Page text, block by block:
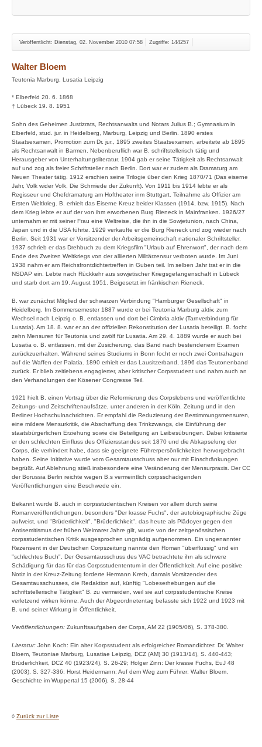
Veröffentlicht: Dienstag, 02. November 2010 07:58 Zugriffe: 144257
Walter Bloem
Teutonia Marburg, Lusatia Leipzig
* Elberfeld 20. 6. 1868
† Lübeck 19. 8. 1951
Sohn des Geheimen Justizrats, Rechtsanwalts und Notars Julius B.; Gymnasium in
Elberfeld, stud. jur. in Heidelberg, Marburg, Leipzig und Berlin. 1890 erstes
Staatsexamen, Promotion zum Dr. jur., 1895 zweites Staatsexamen, arbeitete ab 1895
als Rechtsanwalt in Barmen. Nebenberuflich war B. schriftstellerisch tätig und
Herausgeber von Unterhaltungsliteratur. 1904 gab er seine Tätigkeit als Rechtsanwalt
auf und zog als freier Schriftsteller nach Berlin. Dort war er zudem als Dramaturg am
Neuen Theater tätig. 1912 erschien seine Trilogie über den Krieg 1870/71 (Das eiserne
Jahr, Volk wider Volk, Die Schmiede der Zukunft). Von 1911 bis 1914 lebte er als
Regisseur und Chefdramaturg am Hoftheater inm Stuttgart. Teilnahme als Offizier am
Ersten Weltkrieg. B. erhielt das Eiserne Kreuz beider Klassen (1914, bzw. 1915). Nach
dem Krieg lebte er auf der von ihm erworbenen Burg Rieneck in Mainfranken. 1926/27
unternahm er mit seiner Frau eine Weltreise, die ihn in die Sowjetunion, nach China,
Japan und in die USA führte. 1929 verkaufte er die Burg Rieneck und zog wieder nach
Berlin. Seit 1931 war er Vorsitzender der Arbeitsgemeinschaft nationaler Schriftsteller.
1937 schrieb er das Drehbuch zu dem Kriegsfilm "Urlaub auf Ehrenwort", der nach dem
Ende des Zweiten Weltkriegs von der alliierten Militärzensur verboten wurde. Im Juni
1938 nahm er am Reichsfrontdichtertreffen in Guben teil. Im selben Jahr trat er in die
NSDAP ein. Lebte nach Rückkehr aus sowjetischer Kriegsgefangenschaft in Lübeck
und starb dort am 19. August 1951. Beigesetzt im fränkischen Rieneck.
B. war zunächst Mitglied der schwarzen Verbindung "Hamburger Gesellschaft" in
Heidelberg. Im Sommersemester 1887 wurde er bei Teutonia Marburg aktiv, zum
Wechsel nach Leipzig o. B. entlassen und dort bei Cimbria aktiv (Tarnverbindung für
Lusatia). Am 18. 8. war er an der offiziellen Rekonstitution der Lusatia beteiligt. B. focht
zehn Mensuren für Teutonia und zwölf für Lusatia. Am 29. 4. 1889 wurde er auch bei
Lusatia o. B. entlassen, mit der Zusicherung, das Band nach bestendenem Examen
zurückzuerhalten. Während seines Studiums in Bonn focht er noch zwei Contrahagen
auf die Waffen der Palatia. 1890 erhielt er das Lausitzerband, 1896 das Teutonenband
zurück. Er blieb zeitlebens engagierter, aber kritischer Corpsstudent und nahm auch an
den Verhandlungen der Kösener Congresse Teil.
1921 hielt B. einen Vortrag über die Reformierung des Corpslebens und veröffentlichte
Zeitungs- und Zeitschriftenaufsätze, unter anderen in der Köln. Zeitung und in den
Berliner Hochschulnachrichten. Er empfahl die Reduzierung der Bestimmungsmensuren,
eine mildere Mensurkritik, die Abschaffung des Trinkzwangs, die Einführung der
staatsbürgerlichen Erziehung sowie die Beteiligung an Leibesübungen. Dabei kritisierte
er den schlechten Einfluss des Offiziersstandes seit 1870 und die Abkapselung der
Corps, die verhindert habe, dass sie geeignete Führerpersönlichkeiten hervorgebracht
haben. Seine Initiative wurde vom Gesamtausschuss aber nur mit Einschränkungen
begrüßt. Auf Ablehnung stieß insbesondere eine Veränderung der Mensurpraxis. Der CC
der Borussia Berlin reichte wegen B.s vermeintlich corpsschädigenden
Veröffentlichungen eine Beschwede ein.
Bekannt wurde B. auch in corpsstudentischen Kreisen vor allem durch seine
Romanveröffentlichungen, besonders "Der krasse Fuchs", der autobiographische Züge
aufweist, und "Brüderlichkeit". "Brüderlichkeit", das heute als Plädoyer gegen den
Antisemitismus der frühen Weimarer Jahre gilt, wurde von der zeitgenössischen
corpsstudentischen Kritik ausgesprochen ungnädig aufgenommen. Ein ungenannter
Rezensent in der Deutschen Corpszeitung nannte den Roman "überflüssig" und ein
"schlechtes Buch". Der Gesamtausschuss des VAC betrachtete ihn als schwere
Schädigung für das für das Corpsstudententum in der Öffentlichkeit. Auf eine positive
Notiz in der Kreuz-Zeitung forderte Hermann Kreth, damals Vorsitzender des
Gesamtausschusses, die Redaktion auf, künftig "Lobeserhebungen auf die
schriftstellerische Tätigkeit" B. zu vermeiden, weil sie auf corpsstudentische Kreise
verletzend wirken könne. Auch der Abgeordnetentag befasste sich 1922 und 1923 mit
B. und seiner Wirkung in Öffentlichkeit.
Veröffentlichungen: Zukunftsaufgaben der Corps, AM 22 (1905/06), S. 378-380.
Literatur: John Koch: Ein alter Korpsstudent als erfolgreicher Romandichter: Dr. Walter
Bloem, Teutoniae Marburg, Lusatiae Leipzig, DCZ (AM) 30 (1913/14), S. 440-443;
Brüderlichkeit, DCZ 40 (1923/24), S. 26-29; Holger Zinn: Der krasse Fuchs, EuJ 48
(2003), S. 327-336; Horst Heidermann: Auf dem Weg zum Führer: Walter Bloem,
Geschichte im Wuppertal 15 (2006), S. 28-44
◊ Zurück zur Liste